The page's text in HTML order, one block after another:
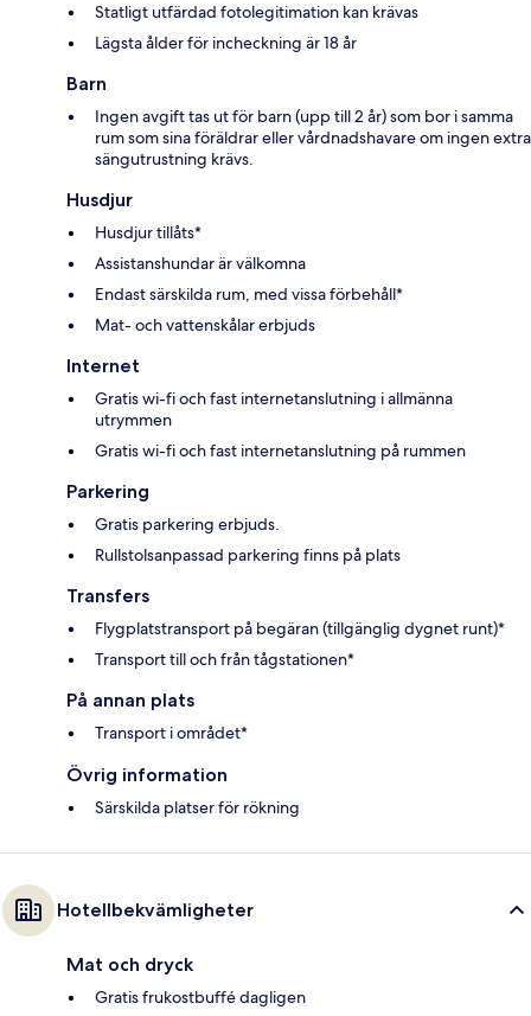
Statligt utfärdad fotolegitimation kan krävas
Lägsta ålder för incheckning är 18 år
Barn
Ingen avgift tas ut för barn (upp till 2 år) som bor i samma
rum som sina föräldrar eller vårdnadshavare om ingen extra
sängutrustning krävs.
Husdjur
Husdjur tillåts*
Assistanshundar är välkomna
Endast särskilda rum, med vissa förbehåll*
Mat- och vattenskålar erbjuds
Internet
Gratis wi-fi och fast internetanslutning i allmänna
utrymmen
Gratis wi-fi och fast internetanslutning på rummen
Parkering
Gratis parkering erbjuds.
Rullstolsanpassad parkering finns på plats
Transfers
Flygplatstransport på begäran (tillgänglig dygnet runt)*
Transport till och från tågstationen*
På annan plats
Transport i området*
Övrig information
Särskilda platser för rökning
Hotellbekvämligheter
Mat och dryck
Gratis frukostbuffé dagligen